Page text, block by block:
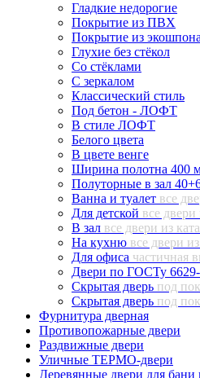
Гладкие недорогие
Покрытие из ПВХ
Покрытие из экошпона
Глухие без стёкол
Со стёклами
С зеркалом
Классический стиль
Под бетон - ЛОФТ
В стиле ЛОФТ
Белого цвета
В цвете венге
Ширина полотна 400
Полуторные в зал
Ванна и туалет все
Для детской все двери
В зал все двери из
На кухню все двери
Для офиса частичная
Двери по ГОСТу
Скрытая дверь под
Скрытая дверь под
Фурнитура дверная
Противопожарные двери
Раздвижные двери
Уличные ТЕРМО-двери
Деревянные двери для бани